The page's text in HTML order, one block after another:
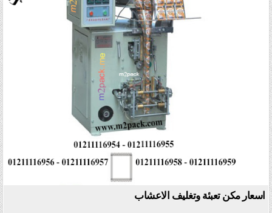
اسعار مكن تعبئة وتغليف الاعشاب